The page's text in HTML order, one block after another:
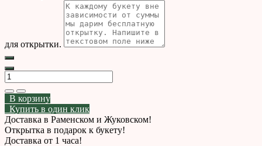
для открытки.
В корзину
Купить в один клик
Доставка в Раменском и Жуковском!
Открытка в подарок к букету!
Доставка от 1 часа!